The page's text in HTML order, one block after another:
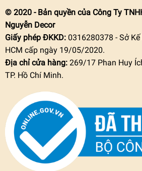
© 2020 - Bản quyền của Công Ty
Nguyễn Decor
Giấy phép ĐKKD:0316280378 - Sở
HCM cấp ngày 19/05/2020.
Địa chỉ cửa hàng: 269/17 Phan Huy
TP. Hồ Chí Minh.